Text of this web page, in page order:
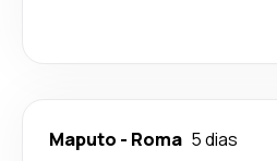
Maputo - Roma 5 dias